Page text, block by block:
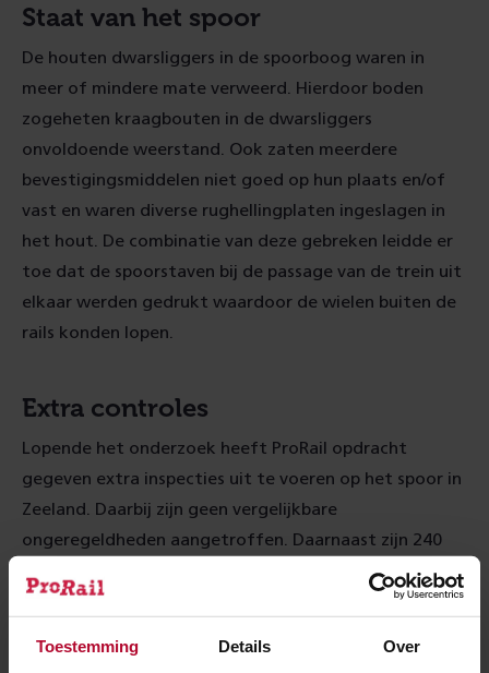
Toestemming Details Over
Staat van het spoor
De houten dwarsliggers in de spoorboog waren in
meer of mindere mate verweerd. Hierdoor boden
zogeheten kraagbouten in de dwarsliggers
onvoldoende weerstand. Ook zaten meerdere
bevestigingsmiddelen niet goed op hun plaats en/of
vast en waren diverse rughellingplaten ingeslagen in
het hout. De combinatie van deze gebreken leidde er
toe dat de spoorstaven bij de passage van de trein uit
elkaar werden gedrukt waardoor de wielen buiten de
rails konden lopen.
Extra controles
Lopende het onderzoek heeft ProRail opdracht
gegeven extra inspecties uit te voeren op het spoor in
Zeeland. Daarbij zijn geen vergelijkbare
ongeregeldheden aangetroffen. Daarnaast zijn 240
gecontroleerd. Nergens is echter een boog